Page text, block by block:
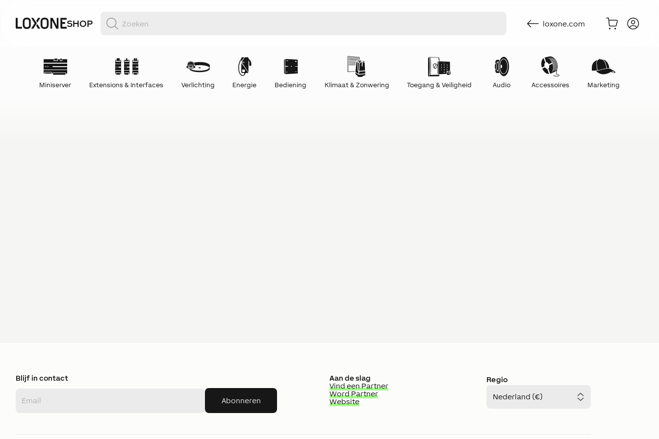
SHOP loxone.com
Miniserver Extensions & Interfaces Verlichting Energie Bediening Klimaat & Zonwering Toegang & Veiligheid Audio Accessoires Marketing
Blijf in contact
Abonneren
Aan de slag
Vind een Partner
Word Partner
Website
Regio
Nederland (€)